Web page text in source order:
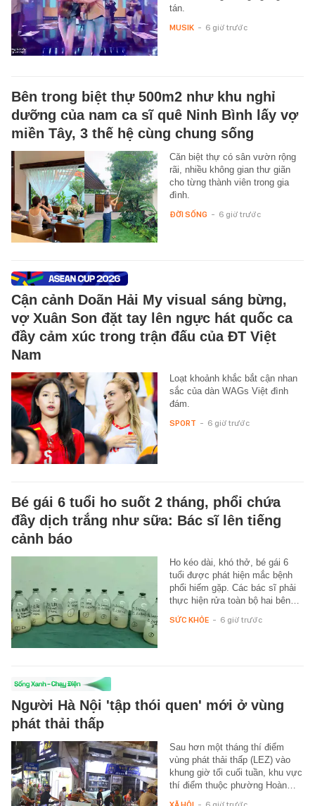
tán.
MUSIK - 6 giờ trước
Bên trong biệt thự 500m2 như khu nghỉ
dưỡng của nam ca sĩ quê Ninh Bình lấy vợ
miền Tây, 3 thế hệ cùng chung sống
Căn biệt thự có sân vườn rộng
rãi, nhiều không gian thư giãn
cho từng thành viên trong gia
đình.
ĐỜI SỐNG - 6 giờ trước
Cận cảnh Doãn Hải My visual sáng bừng,
vợ Xuân Son đặt tay lên ngực hát quốc ca
đầy cảm xúc trong trận đấu của ĐT Việt
Nam
Loạt khoảnh khắc bắt cận nhan
sắc của dàn WAGs Việt đình
đám.
SPORT - 6 giờ trước
Bé gái 6 tuổi ho suốt 2 tháng, phổi chứa
đầy dịch trắng như sữa: Bác sĩ lên tiếng
cảnh báo
Ho kéo dài, khó thở, bé gái 6
tuổi được phát hiện mắc bệnh
phổi hiếm gặp. Các bác sĩ phải
thực hiện rửa toàn bộ hai bên…
SỨC KHỎE - 6 giờ trước
Người Hà Nội 'tập thói quen' mới ở vùng
phát thải thấp
Sau hơn một tháng thí điểm
vùng phát thải thấp (LEZ) vào
khung giờ tối cuối tuần, khu vực
thí điểm thuộc phường Hoàn…